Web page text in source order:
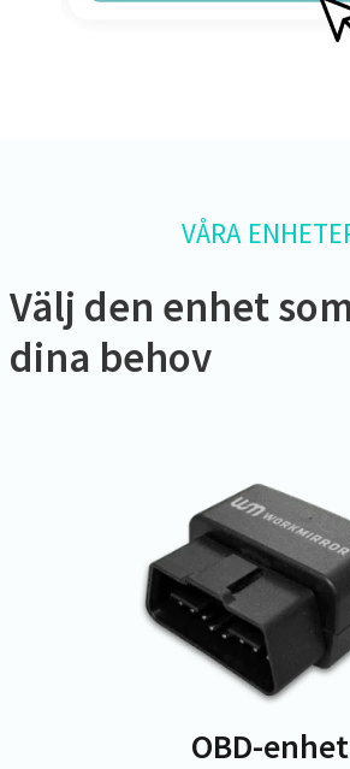
VÅRA
Välj den enhet
dina behov
OBD-enhet